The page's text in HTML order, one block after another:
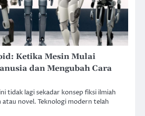
Ketika Mesin Mulai
dan Mengubah Cara
tidak lagi sekadar konsep fiksi ilmiah
novel. Teknologi modern telah